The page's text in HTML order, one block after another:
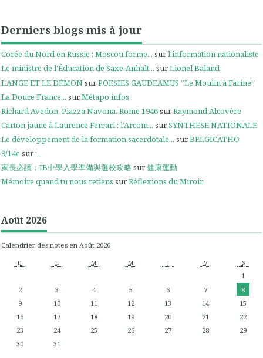
Derniers blogs mis à jour
Corée du Nord en Russie : Moscou forme... surl'information nationaliste
Le ministre de l'Éducation de Saxe-Anhalt... surLionel Baland
L'ANGE ET LE DÉMONsurPOESIES GAUDEAMUS ”Le Moulin à Farine”
La Douce France... surMétapo infos
Richard Avedon, Piazza Navona, Rome 1946surRaymond Alcovère
Carton jaune à Laurence Ferrari : l’Arcom... surSYNTHESE NATIONALE
Le développement de la formation sacerdotale... surBELGICATHO
9/14e sur;_
家長必讀：IB中學入學準備與選校攻略 sur健康運動
Mémoire quand tu nous retiens surRéflexions du Miroir
Août 2026
Calendrier des notes en Août 2026
D L M M J V S
1
2
3 4 5 6 7
8
9
10 11 12 13 14
15
16
17 18 19 20 21
22
23
24 25 26 27 28
29
30
31